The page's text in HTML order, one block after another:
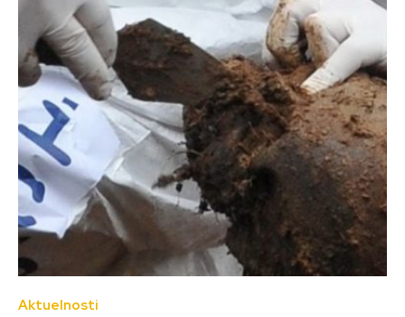
Aktuelnosti